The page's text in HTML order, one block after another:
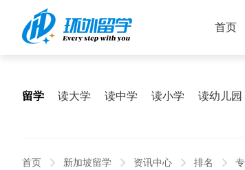
首页
留学 读大学 读中学 读小学 读幼儿园
首页 新加坡留学 资讯中心 排名